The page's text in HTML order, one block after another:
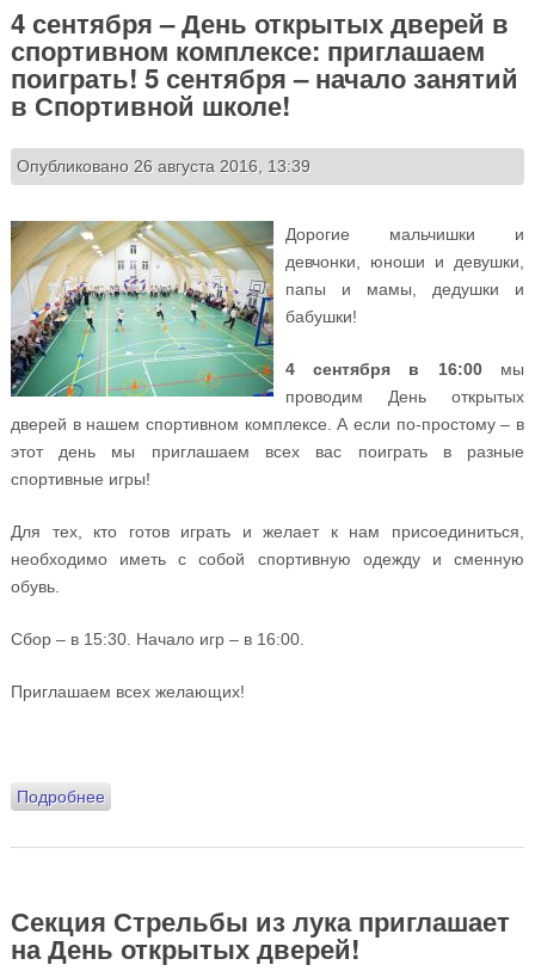
4 сентября – День открытых дверей в
спортивном комплексе: приглашаем
поиграть! 5 сентября – начало занятий
в Спортивной школе!
Опубликовано 26 августа 2016, 13:39
Дорогие мальчишки и
девчонки, юноши и девушки,
папы и мамы, дедушки и
бабушки!
4 сентября в 16:00мы
проводим День открытых
дверей в нашем спортивном комплексе. А если по-простому – в
этот день мы приглашаем всех вас поиграть в разные
спортивные игры!
Для тех, кто готов играть и желает к нам присоединиться,
необходимо иметь с собой спортивную одежду и сменную
обувь.
Сбор – в 15:30. Начало игр – в 16:00.
Приглашаем всех желающих!
Подробнеео 4 сентября – День открытых дверей в спортивном
начало занятий в Спортивной школе!
Секция Стрельбы из лука приглашает
на День открытых дверей!